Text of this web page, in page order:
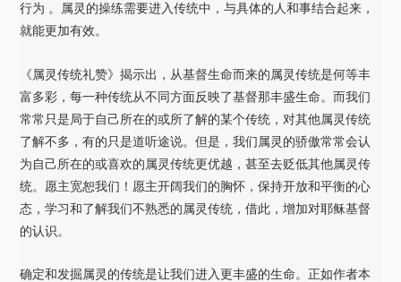
行为 。属灵的操练需要进入传统中，与具体的人和事结合起来，
就能更加有效。
《属灵传统礼赞》揭示出，从基督生命而来的属灵传统是何等丰
富多彩，每一种传统从不同方面反映了基督那丰盛生命。而我们
常常只是局于自己所在的或所了解的某个传统，对其他属灵传统
了解不多，有的只是道听途说。但是，我们属灵的骄傲常常会认
为自己所在的或喜欢的属灵传统更优越，甚至去贬低其他属灵传
统。愿主宽恕我们！愿主开阔我们的胸怀，保持开放和平衡的心
态，学习和了解我们不熟悉的属灵传统，借此，增加对耶稣基督
的认识。
确定和发掘属灵的传统是让我们进入更丰盛的生命。正如作者本